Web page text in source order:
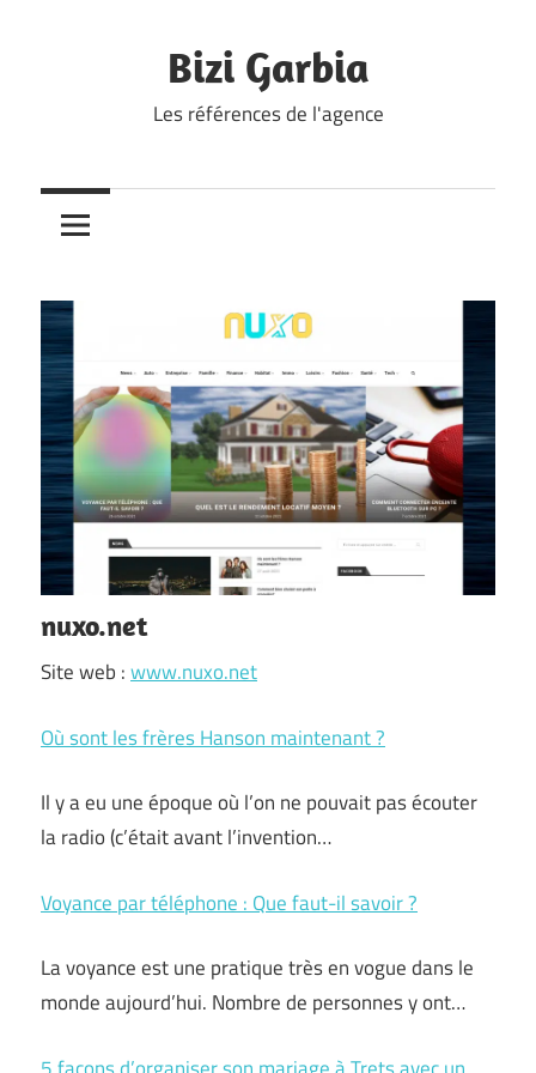
Bizi Garbia
Les références de l'agence
nuxo.net
Site web :www.nuxo.net
Où sont les frères Hanson maintenant ?
Il y a eu une époque où l’on ne pouvait pas écouter
la radio (c’était avant l’invention…
Voyance par téléphone : Que faut-il savoir ?
La voyance est une pratique très en vogue dans le
monde aujourd’hui. Nombre de personnes y ont…